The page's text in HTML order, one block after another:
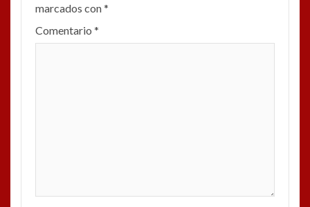
marcados con*
Comentario *